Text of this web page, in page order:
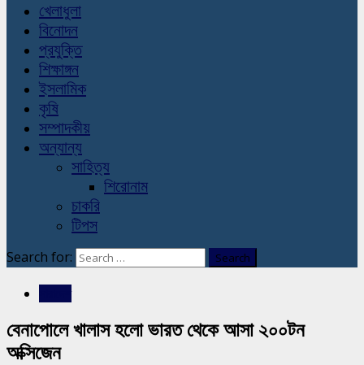
খেলাধুলা
বিনোদন
প্রযুক্তি
শিক্ষাঙ্গন
ইসলামিক
কৃষি
সম্পাদকীয়
অন্যান্য
সাহিত্য
শিরোনাম
চাকরি
টিপস
Search for:
বেনাপোলে খালাস হলো ভারত থেকে আসা ২০০টন
অক্সিজেন